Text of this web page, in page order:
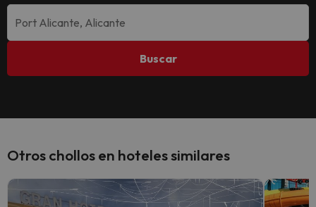
Buscar
Otros chollos en hoteles similares